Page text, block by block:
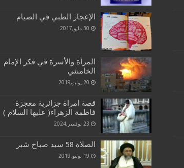
الإعجاز الطبي في الصيام
30 مايو,2017
المرأة والأسرة في فكر الإمام
الخامنئي
20 يوليو,2019
قصة امراة جزائرية معجزة
فاطمة الزهراء( عليها السلام )
23 نوفمبر,2024
الصلاة 58 سيد صباح شبر
19 يوليو,2019